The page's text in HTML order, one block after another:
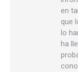
en
que
lo
ha